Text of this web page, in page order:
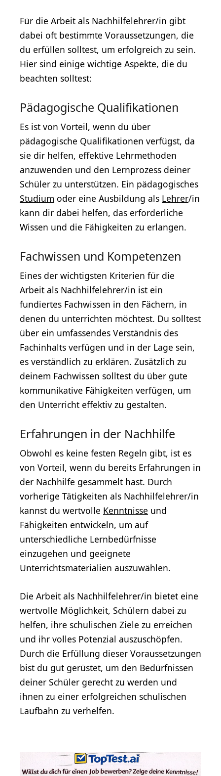
Für die Arbeit als Nachhilfelehrer/in gibt
dabei oft bestimmte Voraussetzungen, die
du erfüllen solltest, um erfolgreich zu sein.
Hier sind einige wichtige Aspekte, die du
beachten solltest:
Pädagogische Qualifikationen
Es ist von Vorteil, wenn du über
pädagogische Qualifikationen verfügst, da
sie dir helfen, effektive Lehrmethoden
anzuwenden und den Lernprozess deiner
Schüler zu unterstützen. Ein pädagogisches
Studium oder eine Ausbildung als Lehrer/in
kann dir dabei helfen, das erforderliche
Wissen und die Fähigkeiten zu erlangen.
Fachwissen und Kompetenzen
Eines der wichtigsten Kriterien für die
Arbeit als Nachhilfelehrer/in ist ein
fundiertes Fachwissen in den Fächern, in
denen du unterrichten möchtest. Du solltest
über ein umfassendes Verständnis des
Fachinhalts verfügen und in der Lage sein,
es verständlich zu erklären. Zusätzlich zu
deinem Fachwissen solltest du über gute
kommunikative Fähigkeiten verfügen, um
den Unterricht effektiv zu gestalten.
Erfahrungen in der Nachhilfe
Obwohl es keine festen Regeln gibt, ist es
von Vorteil, wenn du bereits Erfahrungen in
der Nachhilfe gesammelt hast. Durch
vorherige Tätigkeiten als Nachhilfelehrer/in
kannst du wertvolle Kenntnisse und
Fähigkeiten entwickeln, um auf
unterschiedliche Lernbedürfnisse
einzugehen und geeignete
Unterrichtsmaterialien auszuwählen.
Die Arbeit als Nachhilfelehrer/in bietet eine
wertvolle Möglichkeit, Schülern dabei zu
helfen, ihre schulischen Ziele zu erreichen
und ihr volles Potenzial auszuschöpfen.
Durch die Erfüllung dieser Voraussetzungen
bist du gut gerüstet, um den Bedürfnissen
deiner Schüler gerecht zu werden und
ihnen zu einer erfolgreichen schulischen
Laufbahn zu verhelfen.